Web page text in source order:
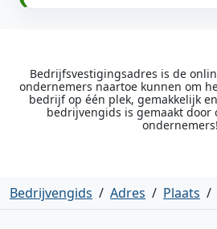
Bedrijfsvestigingsadres is de
ondernemers naartoe kunnen om
bedrijf op één plek, gemakkelijk
bedrijvengids is gemaakt door
ondernemers!
Bedrijvengids / Adres / Plaats /